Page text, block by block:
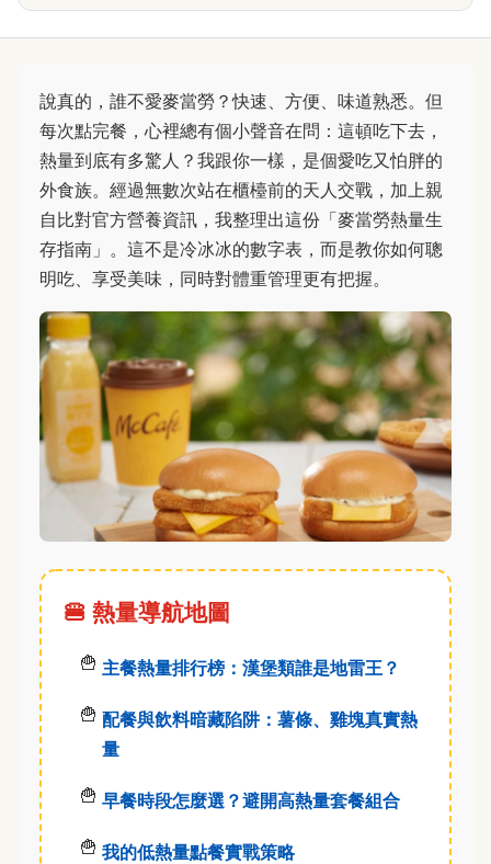
說真的，誰不愛麥當勞？快速、方便、味道熟悉。但
每次點完餐，心裡總有個小聲音在問：這頓吃下去，
熱量到底有多驚人？我跟你一樣，是個愛吃又怕胖的
外食族。經過無數次站在櫃檯前的天人交戰，加上親
自比對官方營養資訊，我整理出這份「麥當勞熱量生
存指南」。這不是冷冰冰的數字表，而是教你如何聰
明吃、享受美味，同時對體重管理更有把握。
🍔 熱量導航地圖
主餐熱量排行榜：漢堡類誰是地雷王？
配餐與飲料暗藏陷阱：薯條、雞塊真實熱
量
早餐時段怎麼選？避開高熱量套餐組合
我的低熱量點餐實戰策略